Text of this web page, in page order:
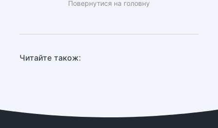
Повернутися на головну
Читайте також: